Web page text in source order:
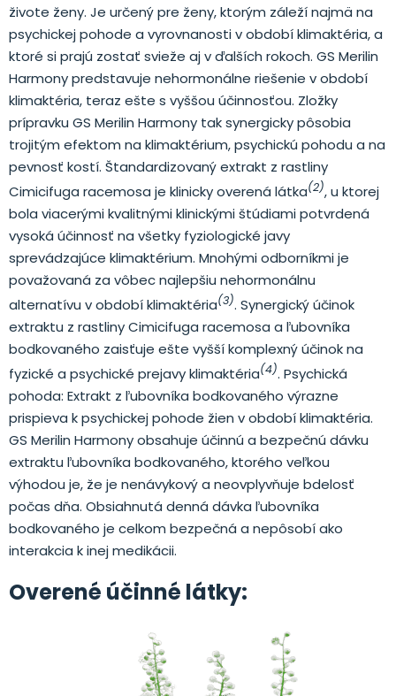
živote ženy. Je určený pre ženy, ktorým záleží najmä na
psychickej pohode a vyrovnanosti v období klimaktéria, a
ktoré si prajú zostať svieže aj v ďalších rokoch. GS Merilin
Harmony predstavuje nehormonálne riešenie v období
klimaktéria, teraz ešte s vyššou účinnosťou. Zložky
prípravku GS Merilin Harmony tak synergicky pôsobia
trojitým efektom na klimaktérium, psychickú pohodu a na
pevnosť kostí. Štandardizovaný extrakt z rastliny
Cimicifuga racemosa je klinicky overená látka(2), u ktorej
bola viacerými kvalitnými klinickými štúdiami potvrdená
vysoká účinnosť na všetky fyziologické javy
sprevádzajúce klimaktérium. Mnohými odborníkmi je
považovaná za vôbec najlepšiu nehormonálnu
alternatívu v období klimaktéria(3). Synergický účinok
extraktu z rastliny Cimicifuga racemosa a ľubovníka
bodkovaného zaisťuje ešte vyšší komplexný účinok na
fyzické a psychické prejavy klimaktéria(4). Psychická
pohoda: Extrakt z ľubovníka bodkovaného výrazne
prispieva k psychickej pohode žien v období klimaktéria.
GS Merilin Harmony obsahuje účinnú a bezpečnú dávku
extraktu ľubovníka bodkovaného, ktorého veľkou
výhodou je, že je nenávykový a neovplyvňuje bdelosť
počas dňa. Obsiahnutá denná dávka ľubovníka
bodkovaného je celkom bezpečná a nepôsobí ako
interakcia k inej medikácii.
Overené účinné látky: